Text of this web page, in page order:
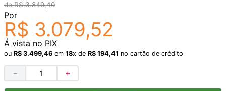
R$ 3.849,40
Por
R$ 3.079,52
Á vista no PIX
ou R$ 3.499,46 em 18x de R$ 194,41 no cartão de crédito
＋
－